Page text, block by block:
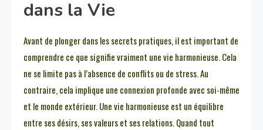
dans la Vie
Avant de plonger dans les secrets pratiques, il est important de
comprendre ce que signifie vraiment une vie harmonieuse. Cela
ne se limite pas à l’absence de conflits ou de stress. Au
contraire, cela implique une connexion profonde avec soi-même
et le monde extérieur. Une vie harmonieuse est un équilibre
entre ses désirs, ses valeurs et ses relations. Quand tout